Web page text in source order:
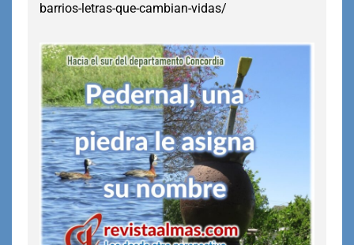
barrios-letras-que-cambian-vidas/